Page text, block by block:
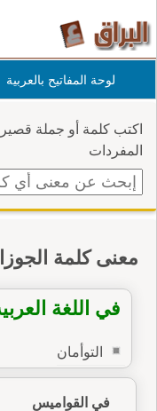
لوحة المفاتيح بالعربية
اكتب كلمة أو جملة
المفردات
معنى كلمة
في اللغة
التوأمان
في القواميس